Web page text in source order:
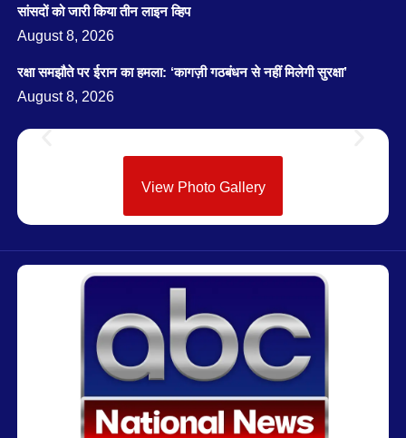
सांसदों को जारी किया तीन लाइन व्हिप
August 8, 2026
रक्षा समझौते पर ईरान का हमला: ‘कागज़ी गठबंधन से नहीं मिलेगी सुरक्षा’
August 8, 2026
View Photo Gallery